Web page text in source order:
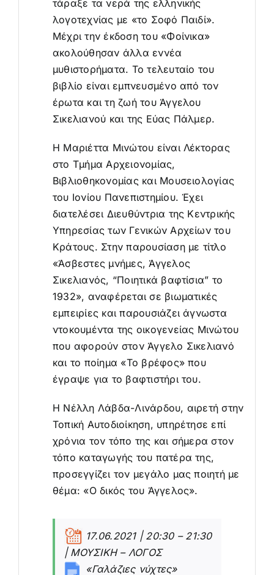
τάραξε τα νερά της ελληνικής
λογοτεχνίας με «το Σοφό Παιδί».
Μέχρι την έκδοση του «Φοίνικα»
ακολούθησαν άλλα εννέα
μυθιστορήματα. Το τελευταίο του
βιβλίο είναι εμπνευσμένο από τον
έρωτα και τη ζωή του Άγγελου
Σικελιανού και της Εύας Πάλμερ.
Η Μαριέττα Μινώτου είναι Λέκτορας
στο Τμήμα Αρχειονομίας,
Βιβλιοθηκονομίας και Μουσειολογίας
του Ιονίου Πανεπιστημίου. Έχει
διατελέσει Διευθύντρια της Κεντρικής
Υπηρεσίας των Γενικών Αρχείων του
Κράτους. Στην παρουσίαση με τίτλο
«Άσβεστες μνήμες, Άγγελος
Σικελιανός, “Ποιητικά βαφτίσια” το
1932», αναφέρεται σε βιωματικές
εμπειρίες και παρουσιάζει άγνωστα
ντοκουμέντα της οικογενείας Μινώτου
που αφορούν στον Άγγελο Σικελιανό
και το ποίημα «Το βρέφος» που
έγραψε για το βαφτιστήρι του.
Η Νέλλη Λάβδα-Λινάρδου, αιρετή στην
Τοπική Αυτοδιοίκηση, υπηρέτησε επί
χρόνια τον τόπο της και σήμερα στον
τόπο καταγωγής του πατέρα της,
προσεγγίζει τον μεγάλο μας ποιητή με
θέμα: «Ο δικός του Άγγελος».
17.06.2021 | 20:30 – 21:30
| ΜΟΥΣΙΚΗ – ΛΟΓΟΣ
«Γαλάζιες νύχτες»